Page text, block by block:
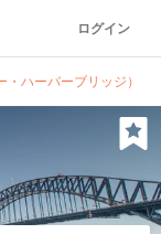
ログイン
ハーバーブリッジ）